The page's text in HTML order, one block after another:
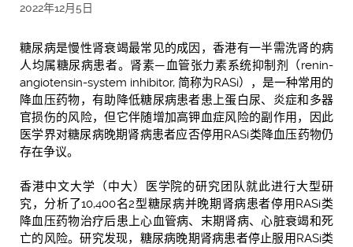
2022年12月5日
糖尿病是慢性肾衰竭最常见的成因，香港有一半需洗肾的病
人均属糖尿病患者。肾素—血管张力素系统抑制剂（renin-
angiotensin-system inhibitor, 简称为RASi），是一种常用的
降血压药物，有助降低糖尿病患者患上蛋白尿、炎症和多器
官损伤的风险，但它伴随增加高钾血症风险的副作用，因此
医学界对糖尿病晚期肾病患者应否停用RASi类降血压药物仍
存在争议。
香港中文大学（中大）医学院的研究团队就此进行大型研
究，分析了10,400名2型糖尿病并晚期肾病患者停用RASi类
降血压药物治疗后患上心血管病、末期肾病、心脏衰竭和死
亡的风险。研究发现，糖尿病晚期肾病患者停止服用RASi类